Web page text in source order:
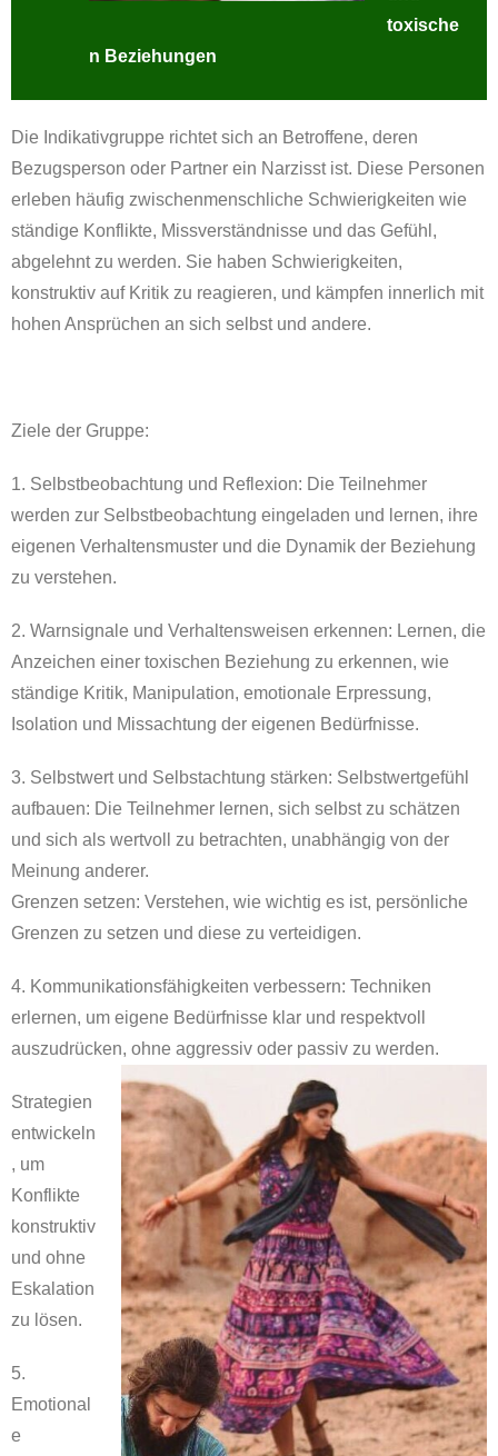
toxische
n Beziehungen
Die Indikativgruppe richtet sich an Betroffene, deren
Bezugsperson oder Partner ein Narzisst ist. Diese Personen
erleben häufig zwischenmenschliche Schwierigkeiten wie
ständige Konflikte, Missverständnisse und das Gefühl,
abgelehnt zu werden. Sie haben Schwierigkeiten,
konstruktiv auf Kritik zu reagieren, und kämpfen innerlich mit
hohen Ansprüchen an sich selbst und andere.
Ziele der Gruppe:
1. Selbstbeobachtung und Reflexion: Die Teilnehmer
werden zur Selbstbeobachtung eingeladen und lernen, ihre
eigenen Verhaltensmuster und die Dynamik der Beziehung
zu verstehen.
2. Warnsignale und Verhaltensweisen erkennen: Lernen, die
Anzeichen einer toxischen Beziehung zu erkennen, wie
ständige Kritik, Manipulation, emotionale Erpressung,
Isolation und Missachtung der eigenen Bedürfnisse.
3. Selbstwert und Selbstachtung stärken: Selbstwertgefühl
aufbauen: Die Teilnehmer lernen, sich selbst zu schätzen
und sich als wertvoll zu betrachten, unabhängig von der
Meinung anderer.
Grenzen setzen: Verstehen, wie wichtig es ist, persönliche
Grenzen zu setzen und diese zu verteidigen.
4. Kommunikationsfähigkeiten verbessern: Techniken
erlernen, um eigene Bedürfnisse klar und respektvoll
auszudrücken, ohne aggressiv oder passiv zu werden.
Strategien
entwickeln
, um
Konflikte
konstruktiv
und ohne
Eskalation
zu lösen.
5.
Emotional
e